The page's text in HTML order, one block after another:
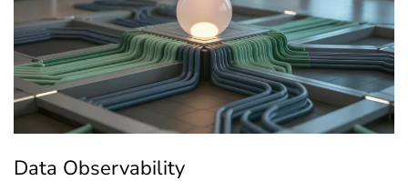
Data Observability